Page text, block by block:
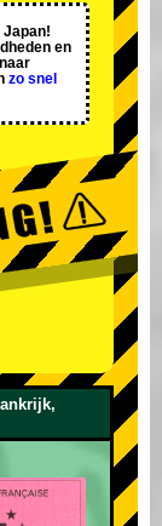
Japan!
en
zo snel